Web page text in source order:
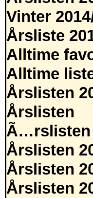
Vinter
Årsliste
Alltime
Alltime
Årslisten
Årslisten
Ã…rslisten
Årslisten
Årslisten
Årslisten